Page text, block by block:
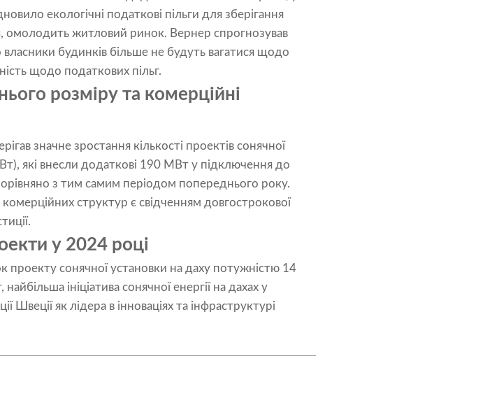
екологічні податкові пільги для зберігання
омолодить житловий ринок. Вернер спрогнозував
будинків більше не будуть вагатися щодо
щодо податкових пільг.
розміру та комерційні
значне зростання кількості проектів сонячної
які внесли додаткові 190 МВт у підключення до
з тим самим періодом попереднього року.
структур є свідченням довгострокової
у 2024 році
проекту сонячної установки на даху потужністю 14
ініціатива сонячної енергії на дахах у
Швеції як лідера в інноваціях та інфраструктурі